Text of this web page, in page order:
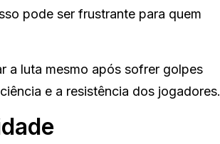
pode ser frustrante para quem
a luta mesmo após sofrer golpes
e a resistência dos jogadores.